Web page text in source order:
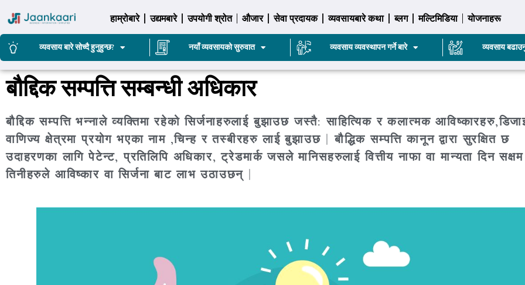
हाम्रोबारे उद्यमबारे उपयोगी श्रोत औजार सेवा प्रदायक व्यवसायबारे कथा ब्लग मल्टिमिडिया योजनाहरू
व्यवसाय बारे सोच्दै हुनुहुन्छ? नयाँ व्यवसायको सुरुवात व्यवसाय व्यवस्थापन गर्ने बारे व्यवसाय
बौद्दिक सम्पत्ति सम्बन्धी अधिकार
बौद्दिक सम्पत्ति भन्नाले व्यक्तिमा रहेको सिर्जनाहरुलाई बुझाउछ जस्तै: साहित्यिक र कलात्मक
वाणिज्य क्षेत्रमा प्रयोग भएका नाम ,चिन्ह र तस्बीरहरु लाई बुझाउछ | बौद्धिक सम्पत्ति कानून द्वारा सुरक्षित छ
उदाहरणका लागि पेटेन्ट, प्रतिलिपि अधिकार, ट्रेडमार्क जसले मानिसहरुलाई वित्तीय नाफा वा मान्यता दिन
तिनीहरुले आविष्कार वा सिर्जना बाट लाभ उठाउछन् |